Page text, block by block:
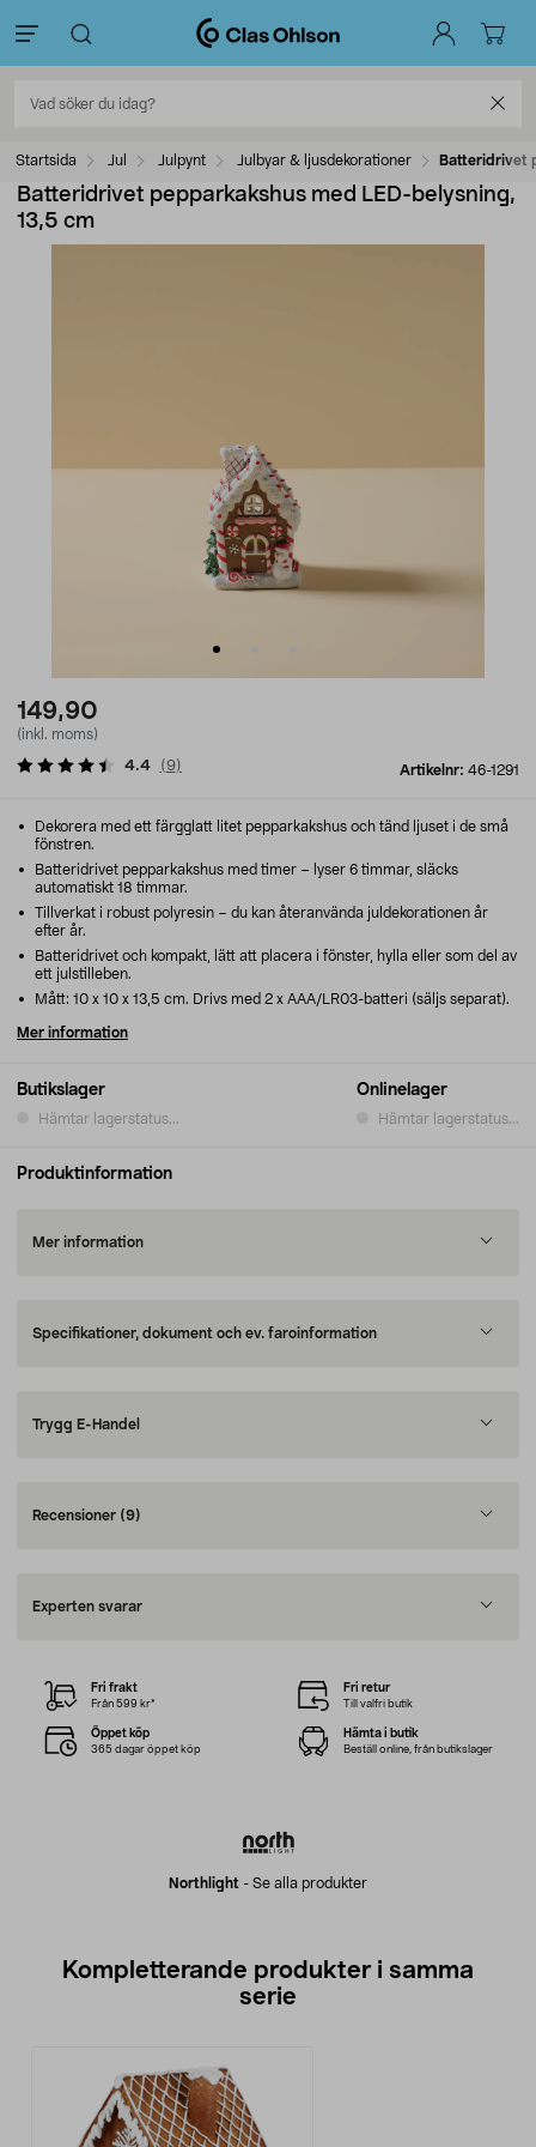
Startsida Jul Julpynt Julbyar & ljusdekorationer Batteridrivet
Batteridrivet pepparkakshus med LED-belysning,
13,5 cm
149,90
(inkl. moms)
Artikelnr: 46-1291
4.4 (9)
Butikslager
Hämtar lagerstatus...
Onlinelager
Hämtar lagerstatus...
Dekorera med ett färgglatt litet pepparkakshus och tänd ljuset i de små
fönstren.
Batteridrivet pepparkakshus med timer – lyser 6 timmar, släcks
automatiskt 18 timmar.
Tillverkat i robust polyresin – du kan återanvända juldekorationen år
efter år.
Batteridrivet och kompakt, lätt att placera i fönster, hylla eller som del av
ett julstilleben.
Mått: 10 x 10 x 13,5 cm. Drivs med 2 x AAA/LR03-batteri (säljs separat).
Mer information
Produktinformation
Mer information
Specifikationer, dokument och ev. faroinformation
Trygg E-Handel
Recensioner (9)
Experten svarar
Northlight - Se alla produkter
Fri frakt
Från 599 kr*
Fri retur
Till valfri butik
Öppet köp
365 dagar öppet köp
Hämta i butik
Beställ online, från butikslager
Kompletterande produkter i samma
serie